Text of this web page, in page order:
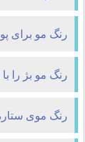
رنگ مو
رنگ مو بژ را
رنگ موی ستاره ها